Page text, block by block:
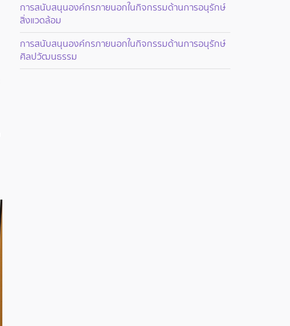
การสนับสนุนองค์กรภายนอกในกิจกรรมด้านการอนุรักษ์
สิ่งแวดล้อม
การสนับสนุนองค์กรภายนอกในกิจกรรมด้านการอนุรักษ์
ศิลปวัฒนธรรม